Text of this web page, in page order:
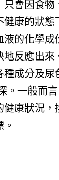
只會因食物
健康的狀態
液的化學成
反應出來
種成分及尿
。一般而
健康狀況，